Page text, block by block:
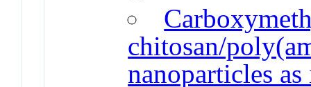
chitosan/
nanoparticles